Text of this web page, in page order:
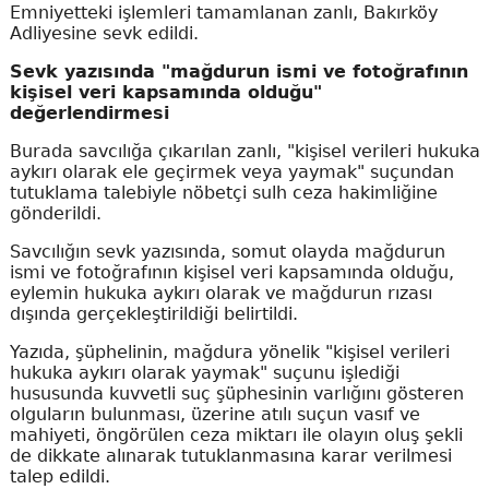
Emniyetteki işlemleri tamamlanan zanlı, Bakırköy
Adliyesine sevk edildi.
Sevk yazısında "mağdurun ismi ve fotoğrafının
kişisel veri kapsamında olduğu"
değerlendirmesi
Burada savcılığa çıkarılan zanlı, "kişisel verileri hukuka
aykırı olarak ele geçirmek veya yaymak" suçundan
tutuklama talebiyle nöbetçi sulh ceza hakimliğine
gönderildi.
Savcılığın sevk yazısında, somut olayda mağdurun
ismi ve fotoğrafının kişisel veri kapsamında olduğu,
eylemin hukuka aykırı olarak ve mağdurun rızası
dışında gerçekleştirildiği belirtildi.
Yazıda, şüphelinin, mağdura yönelik "kişisel verileri
hukuka aykırı olarak yaymak" suçunu işlediği
hususunda kuvvetli suç şüphesinin varlığını gösteren
olguların bulunması, üzerine atılı suçun vasıf ve
mahiyeti, öngörülen ceza miktarı ile olayın oluş şekli
de dikkate alınarak tutuklanmasına karar verilmesi
talep edildi.